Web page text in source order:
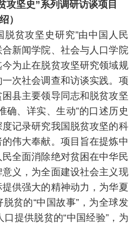
攻坚史”系列调研访谈项目
）
脱贫攻坚史研究”由中国人民
新闻学院、社会与人口学院
为止在脱贫攻坚研究领域规
次社会调查和访谈实践。项
县主要领导同志和脱贫攻坚
确、详实、生动”的口述历史
记录研究我国脱贫攻坚的科
伟大奉献。项目旨在提炼中
全面消除绝对贫困在中华民
义，为全面建设社会主义现
供强大的精神动力，为华夏
贫的“中国故事”，为全球发
提供脱贫的“中国经验”，为